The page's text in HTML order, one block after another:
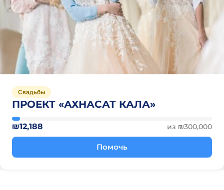
Свадьбы
ПРОЕКТ «АХНАСАТ КАЛА»
₪12,188 из ₪300,000
Помочь